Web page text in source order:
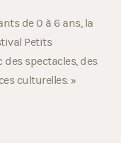
de 0 à 6 ans, la
Petits
des spectacles, des
culturelles. »